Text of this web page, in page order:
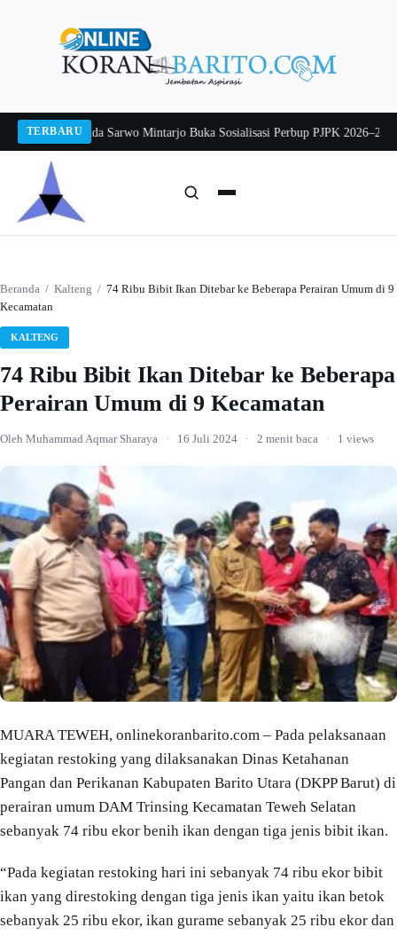
TERBARU
2026Pj Sekda Sarwo Mintarjo Buka Sosialisasi Perbup PJPK 2026–2030
Beranda / Kalteng / 74 Ribu Bibit Ikan Ditebar ke Beberapa Perairan Umum di 9
Kecamatan
KALTENG
74 Ribu Bibit Ikan Ditebar ke Beberapa
Perairan Umum di 9 Kecamatan
Oleh Muhammad Aqmar Sharaya · 16 Juli 2024 · 2 menit baca · 1 views
MUARA TEWEH, onlinekoranbarito.com – Pada pelaksanaan
kegiatan restoking yang dilaksanakan Dinas Ketahanan
Pangan dan Perikanan Kabupaten Barito Utara (DKPP Barut) di
perairan umum DAM Trinsing Kecamatan Teweh Selatan
sebanyak 74 ribu ekor benih ikan dengan tiga jenis bibit ikan.
“Pada kegiatan restoking hari ini sebanyak 74 ribu ekor bibit
ikan yang direstoking dengan tiga jenis ikan yaitu ikan betok
sebanyak 25 ribu ekor, ikan gurame sebanyak 25 ribu ekor dan